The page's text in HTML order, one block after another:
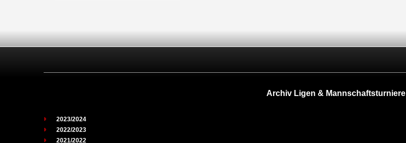
Archiv Ligen & Mannschaftsturniere
2023/2024
2022/2023
2021/2022